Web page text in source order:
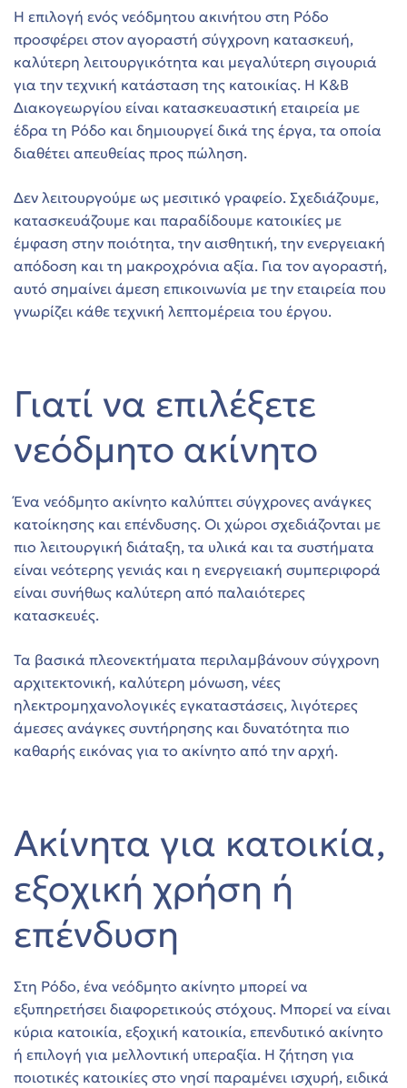
Η επιλογή ενός νεόδμητου ακινήτου στη Ρόδο
προσφέρει στον αγοραστή σύγχρονη κατασκευή,
καλύτερη λειτουργικότητα και μεγαλύτερη σιγουριά
για την τεχνική κατάσταση της κατοικίας. Η Κ&Β
Διακογεωργίου είναι κατασκευαστική εταιρεία με
έδρα τη Ρόδο και δημιουργεί δικά της έργα, τα οποία
διαθέτει απευθείας προς πώληση.
Δεν λειτουργούμε ως μεσιτικό γραφείο. Σχεδιάζουμε,
κατασκευάζουμε και παραδίδουμε κατοικίες με
έμφαση στην ποιότητα, την αισθητική, την ενεργειακή
απόδοση και τη μακροχρόνια αξία. Για τον αγοραστή,
αυτό σημαίνει άμεση επικοινωνία με την εταιρεία που
γνωρίζει κάθε τεχνική λεπτομέρεια του έργου.
Γιατί να επιλέξετε
νεόδμητο ακίνητο
Ένα νεόδμητο ακίνητο καλύπτει σύγχρονες ανάγκες
κατοίκησης και επένδυσης. Οι χώροι σχεδιάζονται με
πιο λειτουργική διάταξη, τα υλικά και τα συστήματα
είναι νεότερης γενιάς και η ενεργειακή συμπεριφορά
είναι συνήθως καλύτερη από παλαιότερες
κατασκευές.
Τα βασικά πλεονεκτήματα περιλαμβάνουν σύγχρονη
αρχιτεκτονική, καλύτερη μόνωση, νέες
ηλεκτρομηχανολογικές εγκαταστάσεις, λιγότερες
άμεσες ανάγκες συντήρησης και δυνατότητα πιο
καθαρής εικόνας για το ακίνητο από την αρχή.
Ακίνητα για κατοικία,
εξοχική χρήση ή
επένδυση
Στη Ρόδο, ένα νεόδμητο ακίνητο μπορεί να
εξυπηρετήσει διαφορετικούς στόχους. Μπορεί να είναι
κύρια κατοικία, εξοχική κατοικία, επενδυτικό ακίνητο
ή επιλογή για μελλοντική υπεραξία. Η ζήτηση για
ποιοτικές κατοικίες στο νησί παραμένει ισχυρή, ειδικά
Ρόδο